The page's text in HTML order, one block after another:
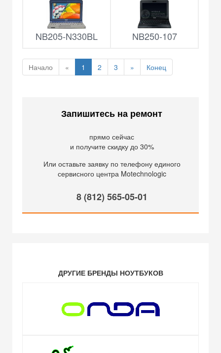
NB205-N330BL NB250-107
Начало « 1 2 3 » Конец
Запишитесь на ремонт
прямо сейчас
и получите скидку до 30%
Или оставьте заявку по телефону единого
сервисного центра Motechnologic
8 (812) 565-05-01
ДРУГИЕ БРЕНДЫ НОУТБУКОВ